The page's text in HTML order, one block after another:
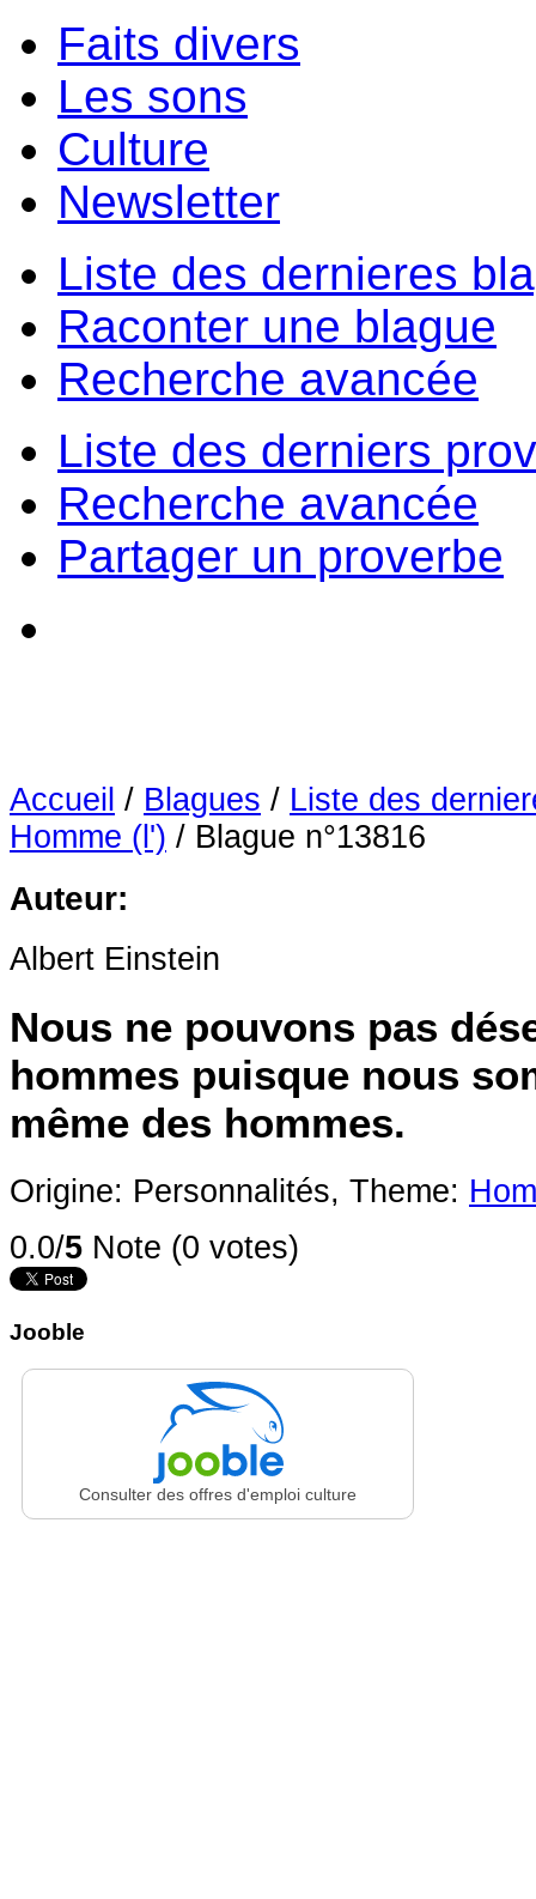
Faits divers
Les sons
Culture
Newsletter
Liste des dernieres
Raconter une blague
Recherche avancée
Liste des derniers
Recherche avancée
Partager un proverbe
Accueil / Blagues / Liste des
Homme (l') / Blague n°13816
Auteur:
Albert Einstein
Nous ne pouvons pas
hommes puisque nous
même des hommes.
Origine: Personnalités, Theme:
0.0/5 Note (0 votes)
Jooble
Consulter des offres d'emploi culture